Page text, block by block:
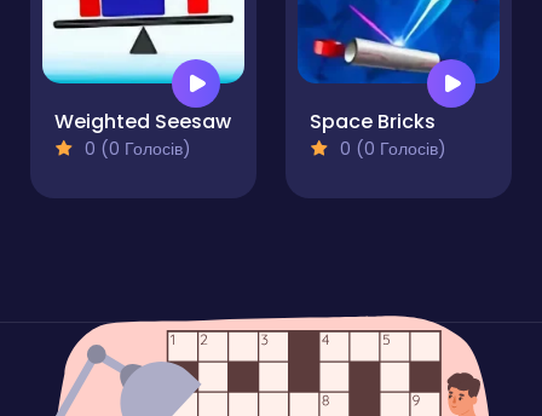
Weighted Seesaw
0 (0 Голосів)
Space Bricks
0 (0 Голосів)